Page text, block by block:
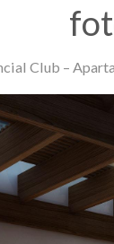
Club –